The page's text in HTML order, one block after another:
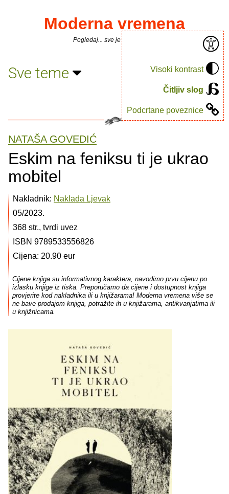
Visoki kontrast
Čitljiv slog
Podcrtane poveznice
Moderna vremena
Pogledaj... sve je puno knjiga.
Sve teme
NATAŠA GOVEDIĆ
Eskim na feniksu ti je ukrao
mobitel
Nakladnik: Naklada Ljevak
05/2023.
368 str., tvrdi uvez
ISBN 9789533556826
Cijena: 20.90 eur
Cijene knjiga su informativnog karaktera, navodimo prvu cijenu po
izlasku knjige iz tiska. Preporučamo da cijene i dostupnost knjiga
provjerite kod nakladnika ili u knjižarama! Moderna vremena više se
ne bave prodajom knjiga, potražite ih u knjižarama, antikvarijatima ili
u knjižnicama.